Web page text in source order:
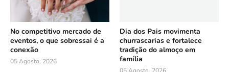
No competitivo mercado de
eventos, o que sobressai é a
conexão
05 Agosto, 2026
Dia dos Pais movimenta
churrascarias e fortalece
tradição do almoço em
família